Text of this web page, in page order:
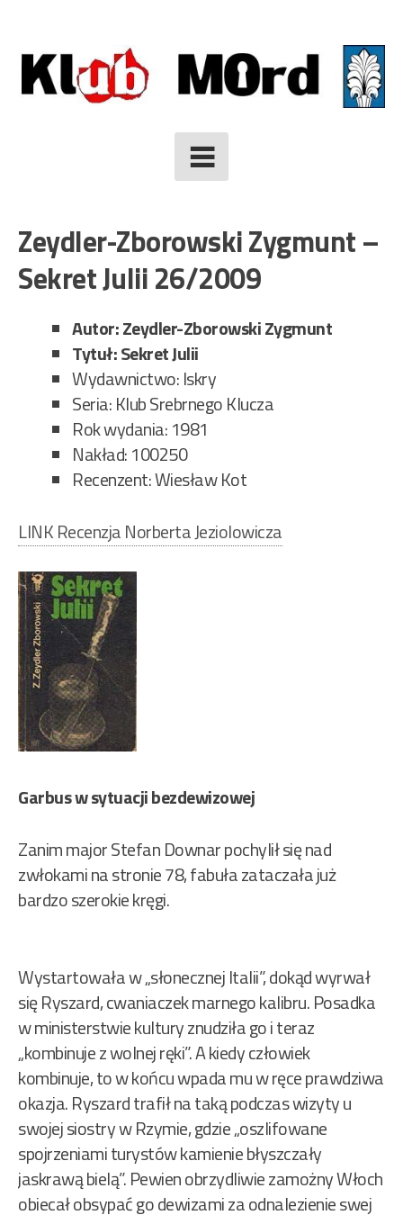
to
content
Zeydler-Zborowski Zygmunt –
Sekret Julii 26/2009
Autor: Zeydler-Zborowski Zygmunt
Tytuł: Sekret Julii
Wydawnictwo: Iskry
Seria: Klub Srebrnego Klucza
Rok wydania: 1981
Nakład: 100250
Recenzent: Wiesław Kot
LINK Recenzja Norberta Jeziolowicza
Garbus w sytuacji bezdewizowej
Zanim major Stefan Downar pochylił się nad
zwłokami na stronie 78, fabuła zataczała już
bardzo szerokie kręgi.
Wystartowała w „słonecznej Italii”, dokąd wyrwał
się Ryszard, cwaniaczek marnego kalibru. Posadka
w ministerstwie kultury znudziła go i teraz
„kombinuje z wolnej ręki”. A kiedy człowiek
kombinuje, to w końcu wpada mu w ręce prawdziwa
okazja. Ryszard trafił na taką podczas wizyty u
swojej siostry w Rzymie, gdzie „oszlifowane
spojrzeniami turystów kamienie błyszczały
jaskrawą bielą”. Pewien obrzydliwie zamożny Włoch
obiecał obsypać go dewizami za odnalezienie swej